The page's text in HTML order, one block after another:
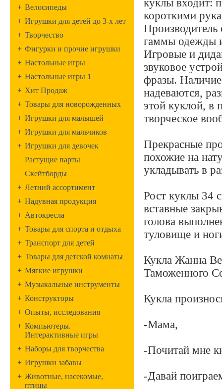
+ Велосипеды
+ Игрушки для детей до 3-х лет
+ Творчество
+ Фигурки и прочие игрушки
+ Настольные игры
+ Настольные игры 1
+ Хит Продаж
+ Товары для новорожденных
+ Игрушки для малышей
+ Игрушки для мальчиков
+ Игрушки для девочек
Растущие парты
Скейтборды
+ Летний ассортимент
+ Надувная продукция
+ Автокресла
+ Товары для спорта и отдыха
+ Транспорт для детей
+ Товары для детской комнаты
+ Мягкие игрушки
+ Музыкальные инструменты
+ Конструкторы
+ Опыты, исследования
+ Компьютеры.
Интерактивные игры
+ Наборы для творчества
+ Игрушки забавы
+ Животные, насекомые,
птицы
куклы входит:
короткими
Производитель
гаммы одежды и
Игровые и
звуковое
фразы.
надеваются,
этой куклой, в
творческое
Прекрасные
похожие на
укладывать в
Рост куклы 34
вставные
голова
туловище и
Кукла Жанна
Таможенного
Кукла
-Мама,
-Почитай мне
-Давай